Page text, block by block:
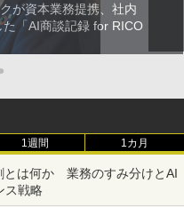
が資本業務提携、社内
「AI商談記録 for RICO
1週間 1カ月
とは何か 業務のすみ分けとAI
ス戦略